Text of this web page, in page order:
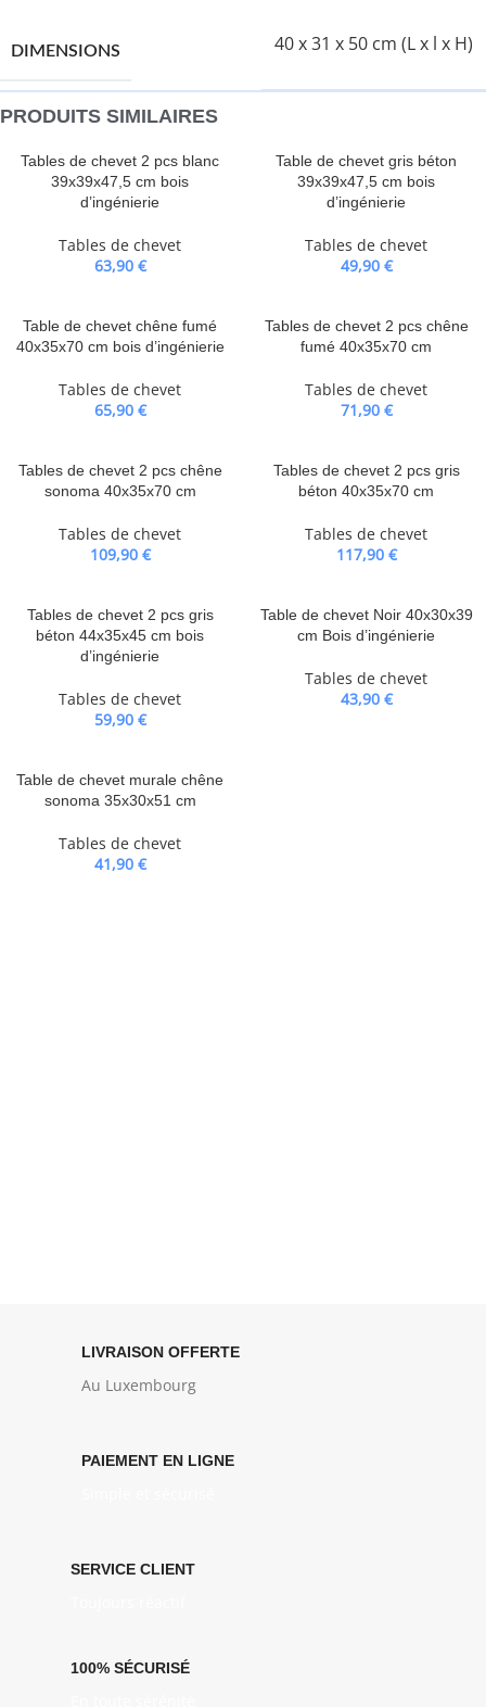
DIMENSIONS 40 x 31 x 50 cm (L x l x H)
PRODUITS SIMILAIRES
Tables de chevet 2 pcs blanc
39x39x47,5 cm bois
d’ingénierie
Tables de chevet
63,90 €
Table de chevet gris béton
39x39x47,5 cm bois
d’ingénierie
Tables de chevet
49,90 €
Table de chevet chêne fumé
40x35x70 cm bois d’ingénierie
Tables de chevet
65,90 €
Tables de chevet 2 pcs chêne
fumé 40x35x70 cm
Tables de chevet
71,90 €
Tables de chevet 2 pcs chêne
sonoma 40x35x70 cm
Tables de chevet
109,90 €
Tables de chevet 2 pcs gris
béton 40x35x70 cm
Tables de chevet
117,90 €
Tables de chevet 2 pcs gris
béton 44x35x45 cm bois
d’ingénierie
Tables de chevet
59,90 €
Table de chevet Noir 40x30x39
cm Bois d’ingénierie
Tables de chevet
43,90 €
Table de chevet murale chêne
sonoma 35x30x51 cm
Tables de chevet
41,90 €
LIVRAISON OFFERTE
Au Luxembourg
PAIEMENT EN LIGNE
SERVICE CLIENT
100% SÉCURISÉ